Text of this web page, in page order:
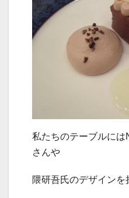
私たちのテーブルに
さんや
隈研吾氏のデザイン